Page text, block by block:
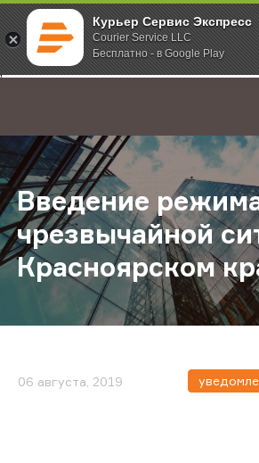
Курьер Сервис Экспресс
Courier Service LLC
Бесплатно - в Google Play
;
Главная О компании Новости
Введение
чрезвычайной
Красноярском
06 августа, 2019